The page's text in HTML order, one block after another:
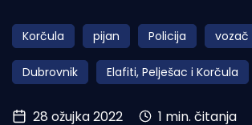
Obala
Otoci
Turizam i nautika
Pomorstvo
Korčula pijan Policija vozač
Dubrovnik Elafiti, Pelješac i Korčula
28 ožujka 2022 1 min. čitanja